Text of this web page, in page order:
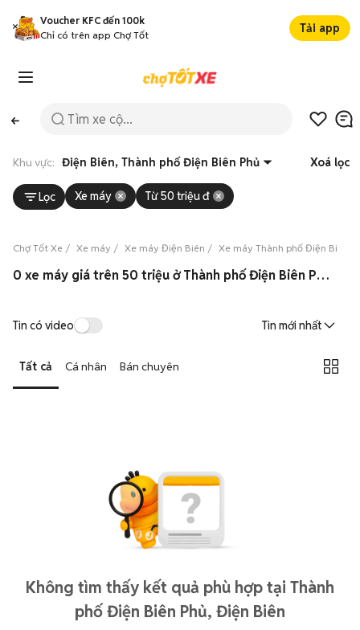
Voucher KFC đến 100k
Chỉ có trên app Chợ Tốt
Tải app
Khu vực: Điện Biên, Thành phố Điện Biên Phủ Xoá lọc
Lọc Xe máy Từ 50 triệu đ
Chợ Tốt Xe Xe máy Xe máy Điện Biên Xe máy Thành phố Điện Biên
0 xe máy giá trên 50 triệu ở Thành phố Điện Biên Phủ, Điện Biên 08/2026
Tin có video Tin mới nhất
Tất cả Cá nhân Bán chuyên
Không tìm thấy kết quả phù hợp tại Thành
phố Điện Biên Phủ, Điện Biên